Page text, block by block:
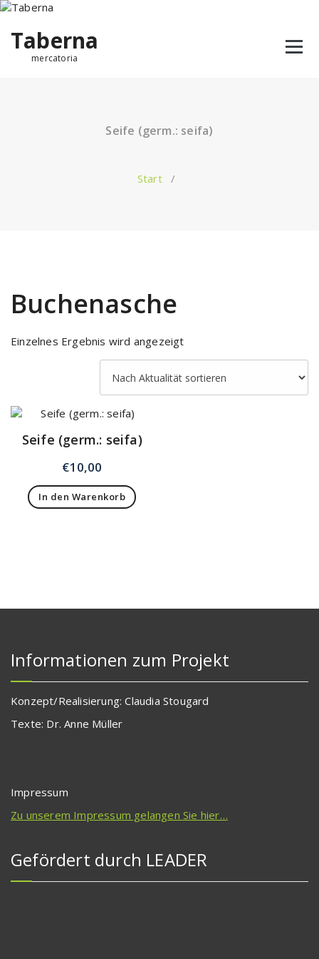
Taberna
mercatoria
Seife (germ.: seifa)
Start/
Buchenasche
Einzelnes Ergebnis wird angezeigt
Seife (germ.: seifa)
€10,00
In den Warenkorb
Informationen zum Projekt
Konzept/Realisierung: Claudia Stougard
Texte: Dr. Anne Müller
Impressum
Zu unserem Impressum gelangen Sie hier…
Gefördert durch LEADER